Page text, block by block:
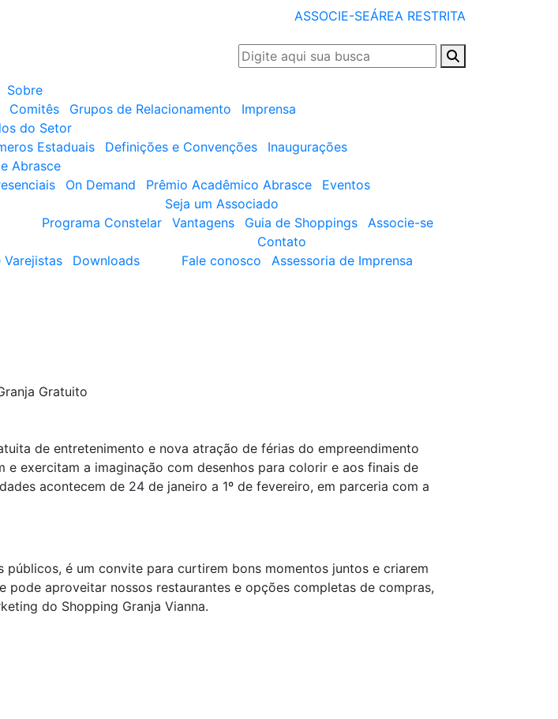
ASSOCIE-SEÁREA RESTRITA
Sobre
Comitês Grupos de Relacionamento
Imprensa
do Setor
Estaduais Definições e Convenções
Inaugurações
Abrasce
On Demand Prêmio Acadêmico Abrasce
Eventos
Seja um Associado
Programa Constelar
Vantagens Guia de Shoppings
Associe-se
Varejistas Downloads
Contato
Fale conosco
Assessoria de Imprensa
Gratuito
de entretenimento e nova atração de férias do empreendimento
exercitam a imaginação com desenhos para colorir e aos finais de
acontecem de 24 de janeiro a 1º de fevereiro, em parceria com a
é um convite para curtirem bons momentos juntos e criarem
aproveitar nossos restaurantes e opções completas de compras,
do Shopping Granja Vianna.